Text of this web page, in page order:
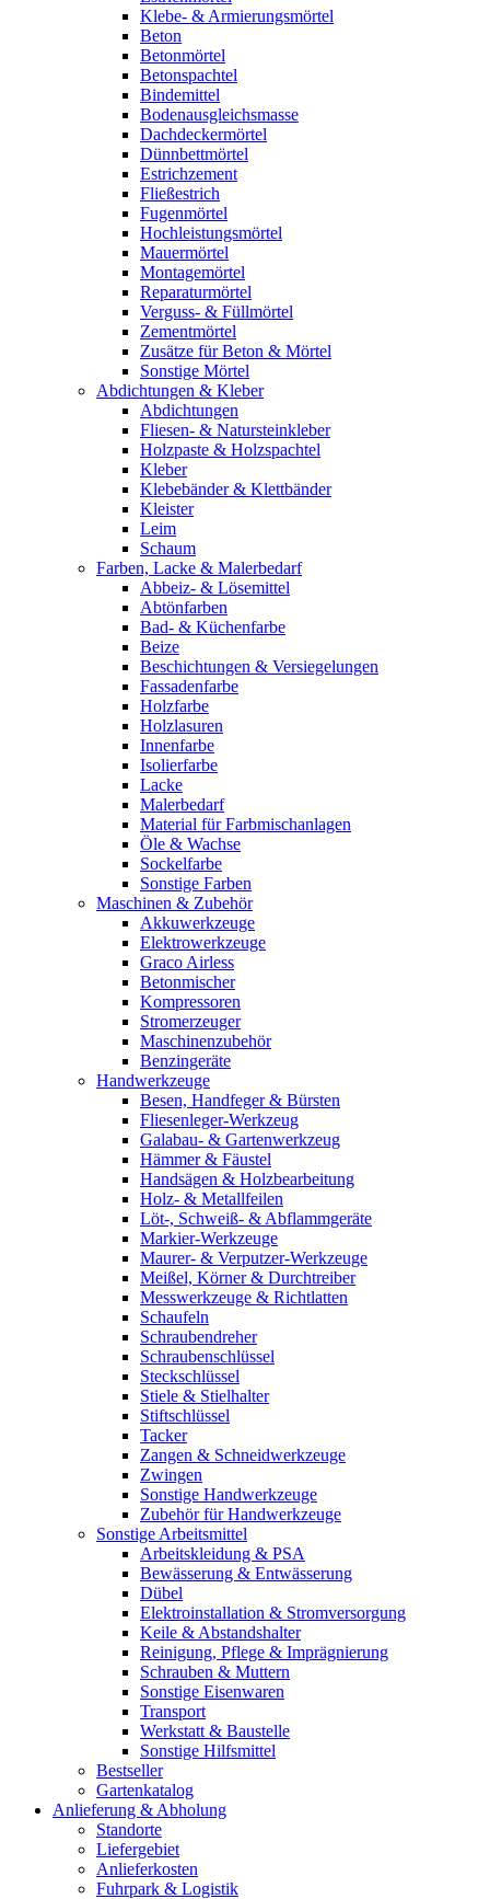
Klebe- & Armierungsmörtel
Beton
Betonmörtel
Betonspachtel
Bindemittel
Bodenausgleichsmasse
Dachdeckermörtel
Dünnbettmörtel
Estrichzement
Fließestrich
Fugenmörtel
Hochleistungsmörtel
Mauermörtel
Montagemörtel
Reparaturmörtel
Verguss- & Füllmörtel
Zementmörtel
Zusätze für Beton & Mörtel
Sonstige Mörtel
Abdichtungen & Kleber
Abdichtungen
Fliesen- & Natursteinkleber
Holzpaste & Holzspachtel
Kleber
Klebebänder & Klettbänder
Kleister
Leim
Schaum
Farben, Lacke & Malerbedarf
Abbeiz- & Lösemittel
Abtönfarben
Bad- & Küchenfarbe
Beize
Beschichtungen & Versiegelungen
Fassadenfarbe
Holzfarbe
Holzlasuren
Innenfarbe
Isolierfarbe
Lacke
Malerbedarf
Material für Farbmischanlagen
Öle & Wachse
Sockelfarbe
Sonstige Farben
Maschinen & Zubehör
Akkuwerkzeuge
Elektrowerkzeuge
Graco Airless
Betonmischer
Kompressoren
Stromerzeuger
Maschinenzubehör
Benzingeräte
Handwerkzeuge
Besen, Handfeger & Bürsten
Fliesenleger-Werkzeug
Galabau- & Gartenwerkzeug
Hämmer & Fäustel
Handsägen & Holzbearbeitung
Holz- & Metallfeilen
Löt-, Schweiß- & Abflammgeräte
Markier-Werkzeuge
Maurer- & Verputzer-Werkzeuge
Meißel, Körner & Durchtreiber
Messwerkzeuge & Richtlatten
Schaufeln
Schraubendreher
Schraubenschlüssel
Steckschlüssel
Stiele & Stielhalter
Stiftschlüssel
Tacker
Zangen & Schneidwerkzeuge
Zwingen
Sonstige Handwerkzeuge
Zubehör für Handwerkzeuge
Sonstige Arbeitsmittel
Arbeitskleidung & PSA
Bewässerung & Entwässerung
Dübel
Elektroinstallation & Stromversorgung
Keile & Abstandshalter
Reinigung, Pflege & Imprägnierung
Schrauben & Muttern
Sonstige Eisenwaren
Transport
Werkstatt & Baustelle
Sonstige Hilfsmittel
Bestseller
Gartenkatalog
Anlieferung & Abholung
Standorte
Liefergebiet
Anlieferkosten
Fuhrpark & Logistik